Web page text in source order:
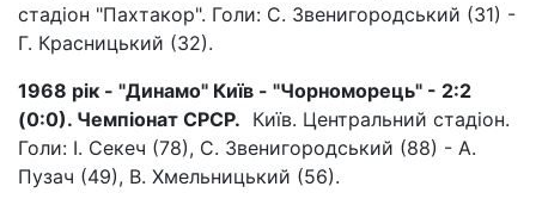
стадіон "Пахтакор". Голи: С. Звенигородський (31) -
Г. Красницький (32).
1968 рік - "Динамо" Київ - "Чорноморець" - 2:2
(0:0). Чемпіонат СРСР. Київ. Центральний стадіон.
Голи: І. Секеч (78), С. Звенигородський (88) - А.
Пузач (49), В. Хмельницький (56).